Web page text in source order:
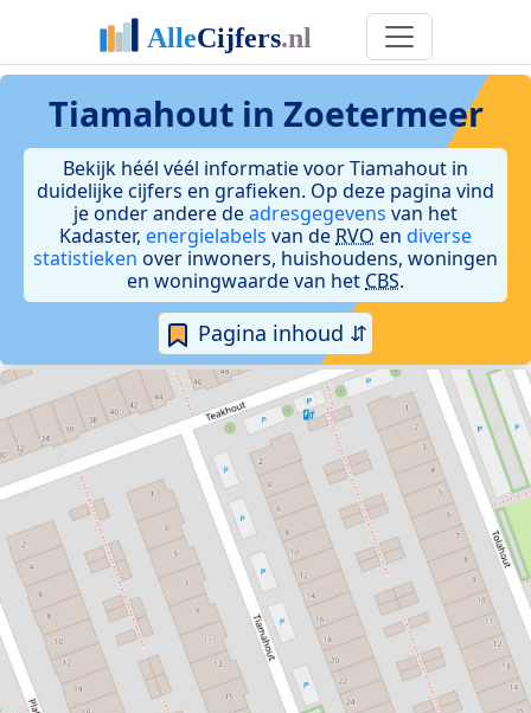
Tiamahout in Zoetermeer
Bekijk héél véél informatie voor Tiamahout in
duidelijke cijfers en grafieken. Op deze pagina vind
je onder andere deadresgegevens van het
Kadaster, energielabels van de RVO en diverse
statistieken over inwoners, huishoudens, woningen
en woningwaarde van het CBS.
Pagina inhoud ⇵